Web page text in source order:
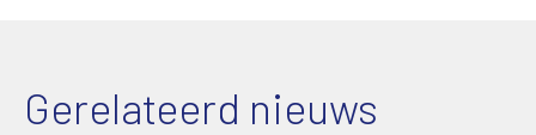
Gerelateerd nieuws